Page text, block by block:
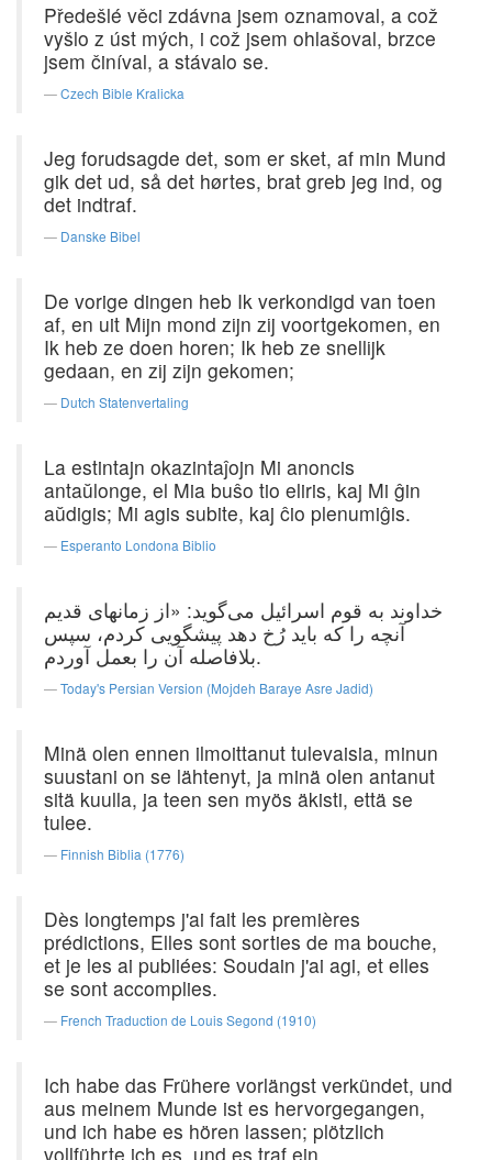
Předešlé věci zdávna jsem oznamoval, a což
vyšlo z úst mých, i což jsem ohlašoval, brzce
jsem činíval, a stávalo se.
Czech Bible Kralicka
Jeg forudsagde det, som er sket, af min Mund
gik det ud, så det hørtes, brat greb jeg ind, og
det indtraf.
Danske Bibel
De vorige dingen heb Ik verkondigd van toen
af, en uit Mijn mond zijn zij voortgekomen, en
Ik heb ze doen horen; Ik heb ze snellijk
gedaan, en zij zijn gekomen;
Dutch Statenvertaling
La estintajn okazintaĵojn Mi anoncis
antaŭlonge, el Mia buŝo tio eliris, kaj Mi ĝin
aŭdigis; Mi agis subite, kaj ĉio plenumiĝis.
Esperanto Londona Biblio
خداوند به قوم اسرائیل می‌گوید: «از زمانهای قدیم
آنچه را که باید رُخ دهد پیشگویی کردم، سپس
بلافاصله آن را بعمل آوردم.
Today's Persian Version (Mojdeh Baraye Asre Jadid)
Minä olen ennen ilmoittanut tulevaisia, minun
suustani on se lähtenyt, ja minä olen antanut
sitä kuulla, ja teen sen myös äkisti, että se
tulee.
Finnish Biblia (1776)
Dès longtemps j'ai fait les premières
prédictions, Elles sont sorties de ma bouche,
et je les ai publiées: Soudain j'ai agi, et elles
se sont accomplies.
French Traduction de Louis Segond (1910)
Ich habe das Frühere vorlängst verkündet, und
aus meinem Munde ist es hervorgegangen,
und ich habe es hören lassen; plötzlich
vollführte ich es, und es traf ein.